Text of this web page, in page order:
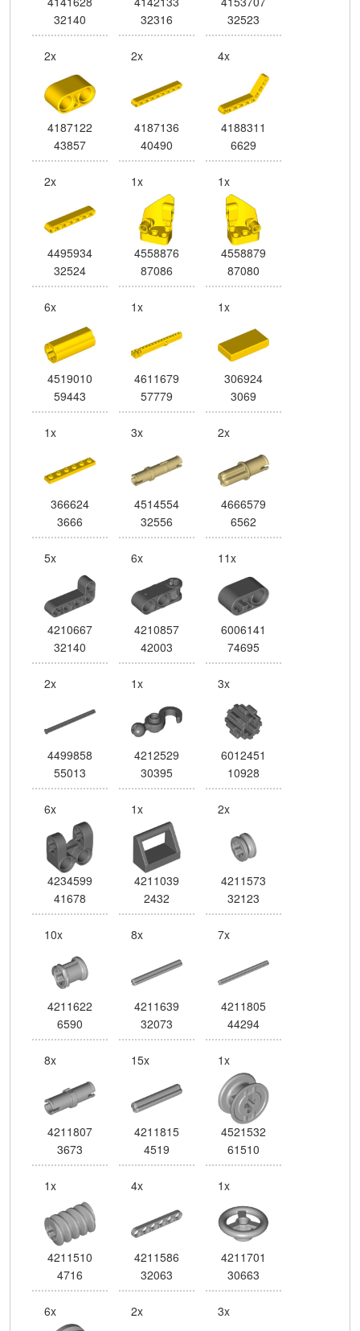
32140
32316
32523
2x
4187122
43857
2x
4187136
40490
4x
4188311
6629
2x
4495934
32524
1x
4558876
87086
1x
4558879
87080
6x
4519010
59443
1x
4611679
57779
1x
306924
3069
1x
366624
3666
3x
4514554
32556
2x
4666579
6562
5x
4210667
32140
6x
4210857
42003
11x
6006141
74695
2x
4499858
55013
1x
4212529
30395
3x
6012451
10928
6x
4234599
41678
1x
4211039
2432
2x
4211573
32123
10x
4211622
6590
8x
4211639
32073
7x
4211805
44294
8x
4211807
3673
15x
4211815
4519
1x
4521532
61510
1x
4211510
4716
4x
4211586
32063
1x
4211701
30663
6x 2x 3x